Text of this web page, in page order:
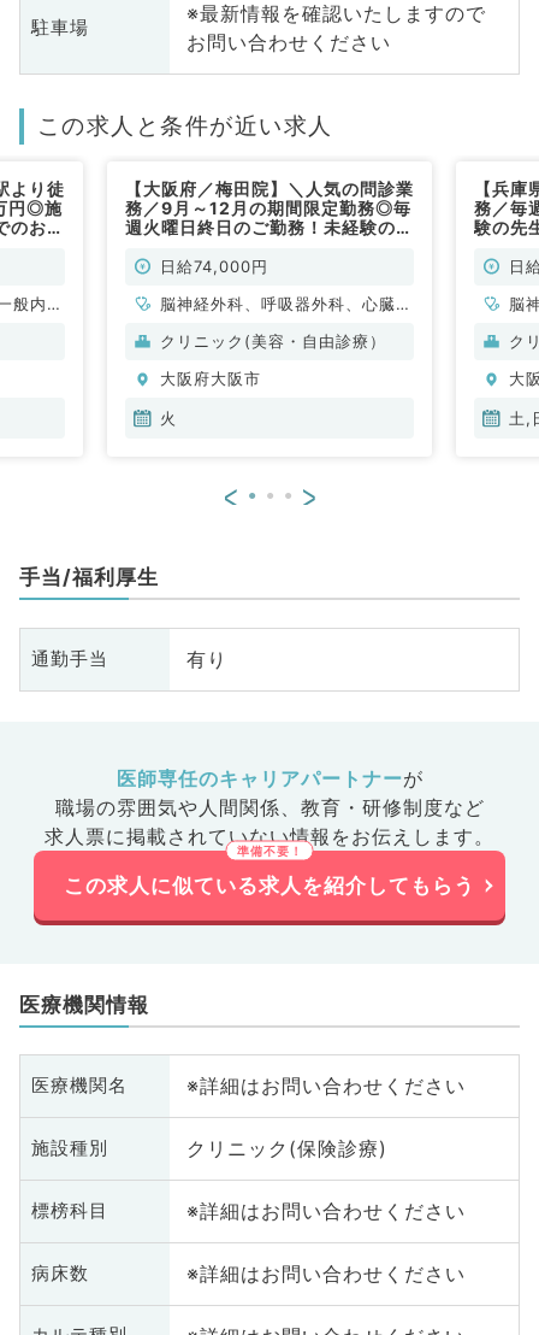
駐車場
※最新情報を確認いたしますので
お問い合わせください
この求人と条件が近い求人
より徒
円◎施
のお仕
般内
【大阪府／梅田院】＼人気の問診業
務／9月～12月の期間限定勤務◎毎
週火曜日終日のご勤務！未経験の先
◎（科目不問／非常勤）
日給74,000円
脳神経外科、呼吸器外科、心臓血
管外科、皮膚科、一般内科、循環
科、内分泌・代謝内科、外科系全
般、一般外科、消化器外科、美容
クリニック(美容・自由診療）
大阪府大阪市
火
【兵
務／毎
験の先
日
脳
管
科
般
ク
大
土,
< >
手当/福利厚生
通勤手当 有り
医師専任のキャリアパートナーが
職場の雰囲気や人間関係、 教育・研修制度など
求人票に掲載されていない情報をお伝えします。
この求人に似ている求人を紹介してもらう
医療機関情報
医療機関名 ※詳細はお問い合わせください
施設種別 クリニック(保険診療)
標榜科目 ※詳細はお問い合わせください
病床数 ※詳細はお問い合わせください